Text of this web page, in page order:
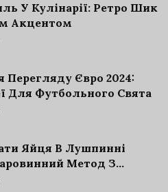
У Кулінарії: Ретро Шик
Акцентом
Перегляду Євро 2024:
Для Футбольного Свята
Яйця В Лушпинні
Метод З
Нюансами